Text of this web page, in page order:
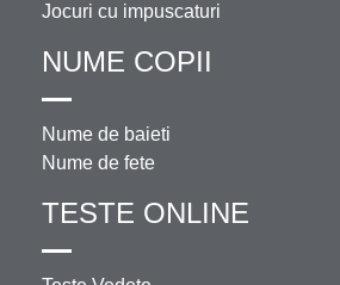
Jocuri cu impuscaturi
NUME COPII
Nume de baieti
Nume de fete
TESTE ONLINE